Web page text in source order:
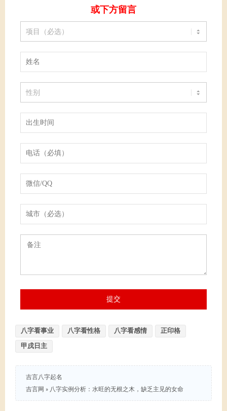
或下方留言
八字看事业 八字看性格 八字看感情 正印格
甲戌日主
吉言八字起名
吉言网 » 八字实例分析：水旺的无根之木，缺乏主见的女命